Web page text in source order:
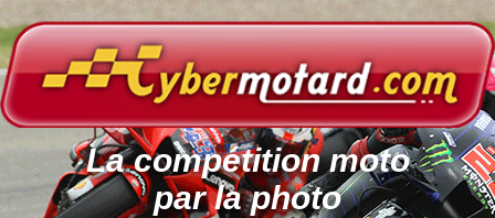
La compétition moto
par la photo